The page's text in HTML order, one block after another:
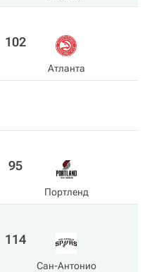
102
Атланта
95
Портленд
114
Сан-Антонио